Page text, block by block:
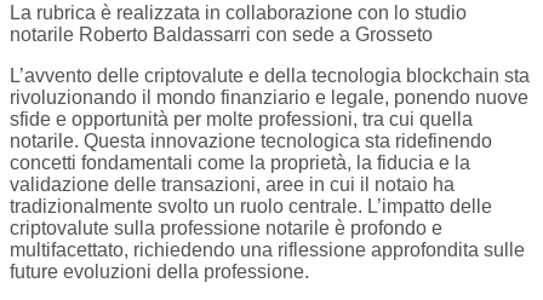
La rubrica è realizzata in collaborazione con lo studio
notarile Roberto Baldassarri con sede a Grosseto
L’avvento delle criptovalute e della tecnologia blockchain sta
rivoluzionando il mondo finanziario e legale, ponendo nuove
sfide e opportunità per molte professioni, tra cui quella
notarile. Questa innovazione tecnologica sta ridefinendo
concetti fondamentali come la proprietà, la fiducia e la
validazione delle transazioni, aree in cui il notaio ha
tradizionalmente svolto un ruolo centrale. L’impatto delle
criptovalute sulla professione notarile è profondo e
multifacettato, richiedendo una riflessione approfondita sulle
future evoluzioni della professione.